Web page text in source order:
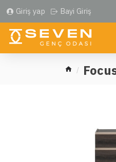
Giriş yap Bayi Giriş